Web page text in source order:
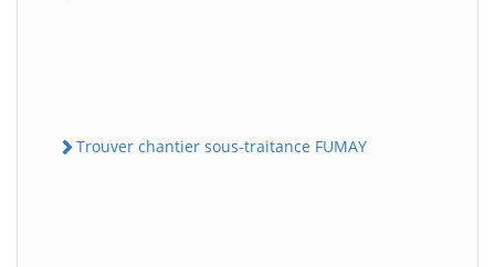
Trouver chantier sous-traitance FUMAY